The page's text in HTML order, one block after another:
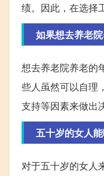
绩。因此，在选择
如果想去养老
想去养老院养老的
些人虽然可以自理
支持等因素来做出
五十岁的女人
对于五十岁的女人